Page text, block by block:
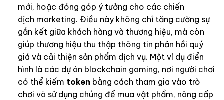
mới, hoặc đóng góp ý tưởng cho các chiến
dịch marketing. Điều này không chỉ tăng cường sự
gắn kết giữa khách hàng và thương hiệu, mà còn
giúp thương hiệu thu thập thông tin phản hồi quý
giá và cải thiện sản phẩm dịch vụ. Một ví dụ điển
hình là các dự án blockchain gaming, nơi người chơi
có thể kiếm token bằng cách tham gia vào trò
chơi và sử dụng chúng để mua vật phẩm, nâng cấp